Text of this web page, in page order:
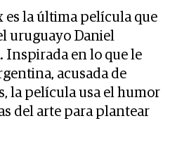
es la última película que
uruguayo Daniel
Inspirada en lo que le
acusada de
la película usa el humor
del arte para plantear